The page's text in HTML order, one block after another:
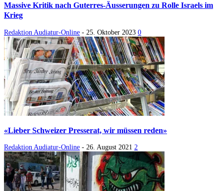
Massive Kritik nach Guterres-Äusserungen zu Rolle Israels im
Krieg
Redaktion Audiatur-Online - 25. Oktober 2023 0
«Lieber Schweizer Presserat, wir müssen reden»
Redaktion Audiatur-Online - 26. August 2021 2